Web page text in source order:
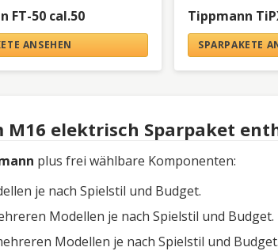
FT-50 cal.50
ANSEHEN
Tippmann
SPARPAKETE
M16 elektrisch Sparpaket
plus frei wählbare Komponenten:
je nach Spielstil und Budget.
Modellen je nach Spielstil und Budget.
Modellen je nach Spielstil und Budget.